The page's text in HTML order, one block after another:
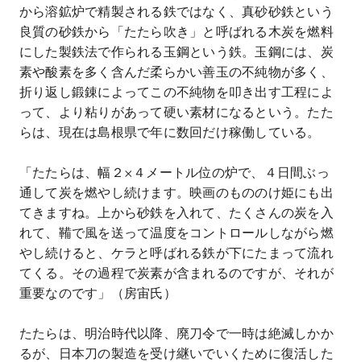
から溶鉱炉で精製される鉄ではなく、真砂砂鉄という
良質の砂鉄から「たたら吹き」と呼ばれる木炭を燃料
にした製鉄法で作られる玉鋼という鉄。玉鋼には、炭
素や酸素を多く含んだ柔らかい善玉の不純物が多く、
折り返し鍛錬によってこの不純物を叩き出す工程によ
って、より粘りがあって硬い素材になるという。たた
らは、現在は島根県で年に数回だけ稼働している。
「たたらは、幅２×４メートル位の炉で、４日間ぶっ
通して炭を燃やし続けます。映画のもののけ姫にも出
てきますね。上から砂鉄を入れて、たくさんの炭を入
れて、鞴で風を送って温度をコントロールしながら燃
やし続けると、ケラと呼ばれる鉄が下にたまって流れ
てくる。その過程で炭素が含まれるのですが、それが
重要なのです」（房宙氏）
たたらは、明治時代以降、廃刀令で一時は絶滅しかか
るが、日本刀の製造を受け継いでいくために復活した